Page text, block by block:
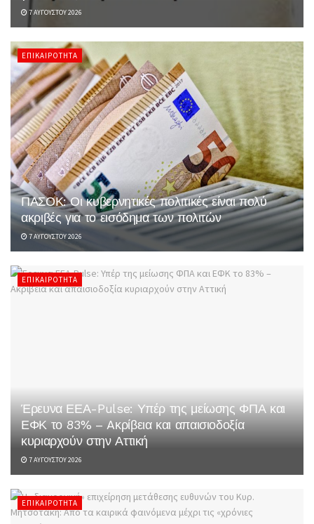
7 ΑΥΓΟΎΣΤΟΥ 2026
ΕΠΙΚΑΙΡΌΤΗΤΑ
ΠΑΣΟΚ: Οι κυβερνητικές πολιτικές είναι πολύ
ακριβές για το εισόδημα των πολιτών
7 ΑΥΓΟΎΣΤΟΥ 2026
ΕΠΙΚΑΙΡΌΤΗΤΑ
Έρευνα ΕΕΑ-Pulse: Υπέρ της μείωσης ΦΠΑ και
ΕΦΚ το 83% – Aκρίβεια και απαισιοδοξία
κυριαρχούν στην Αττική
7 ΑΥΓΟΎΣΤΟΥ 2026
ΕΠΙΚΑΙΡΌΤΗΤΑ